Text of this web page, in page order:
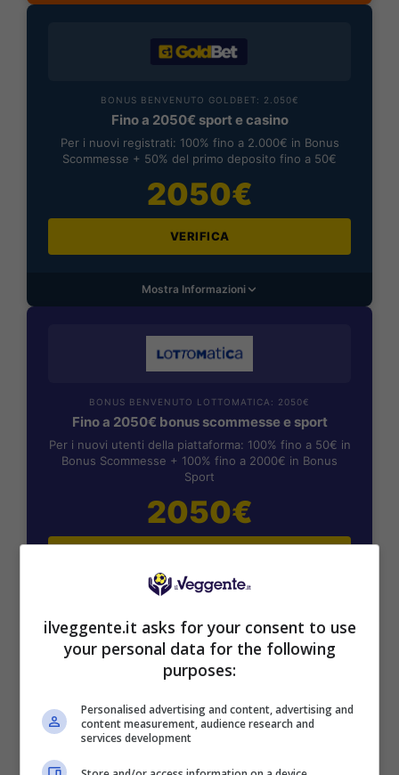
BONUS BENVENUTO GOLDBET: 2.050€
Fino a 2050€ sport e casino
Per i nuovi registrati: 100% fino a 2.000€ in Bonus
Scommesse + 50% del primo deposito fino a 50€
2050€
VERIFICA
Mostra Informazioni
BONUS BENVENUTO LOTTOMATICA: 2050€
Fino a 2050€ bonus scommesse e sport
Per i nuovi utenti della piattaforma: 100% fino a 50€ in
Bonus Scommesse + 100% fino a 2000€ in Bonus
Sport
2050€
SNAI
Bonus Benvenuto Sport: fino a 1.000€
50% sul deposito fino a 50€
ilveggente.it asks for your consent to use
your personal data for the following
purposes:
Personalised advertising and content, advertising and
content measurement, audience research and
services development